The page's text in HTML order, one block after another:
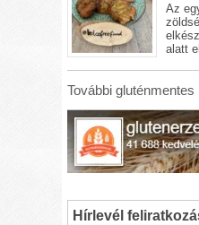
Az
alatt
További gluténmentes
Hírlevél